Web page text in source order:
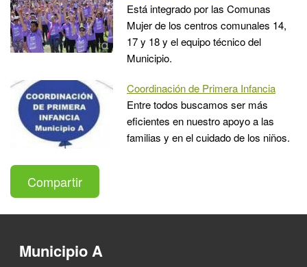
Está integrado por las Comunas
Mujer de los centros comunales 14,
17 y 18 y el equipo técnico del
Municipio.
Coordinación de Primera Infancia
Entre todos buscamos ser más
eficientes en nuestro apoyo a las
familias y en el cuidado de los niños.
Compartir
Municipio A